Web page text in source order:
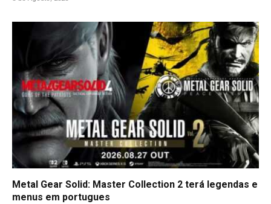
Metal Gear Solid: Master Collection 2 terá legendas e
menus em portugues